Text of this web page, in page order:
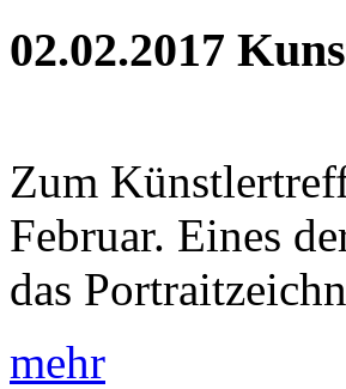
02.02.2017
Zum
Februar. Eines
das
mehr